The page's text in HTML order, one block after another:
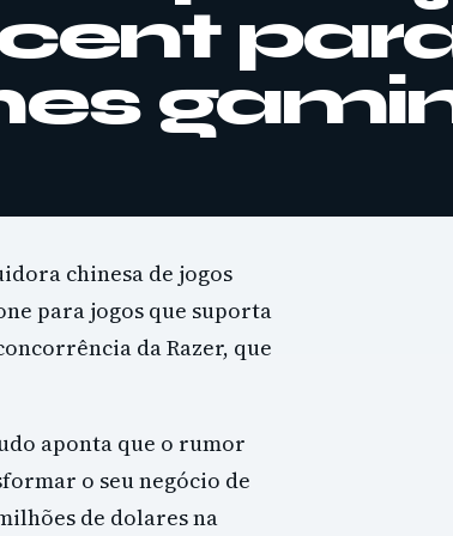
chinesa de jogos
para jogos que suporta
da Razer, que
aponta que o rumor
o seu negócio de
de dolares na